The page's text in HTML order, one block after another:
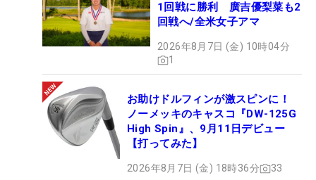
1回戦に勝利 廣吉優梨菜も2
回戦へ/全米女子アマ
2026年8月7日 (金) 10時04分
1
お助けドルフィンが激スピンに！
ノーメッキのキャスコ『DW-125G
High Spin』、9月11日デビュー
【打ってみた】
2026年8月7日 (金) 18時36分 33